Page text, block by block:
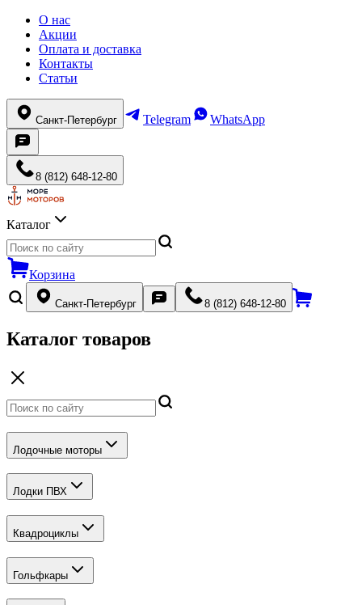
О нас
Акции
Оплата и доставка
Контакты
Статьи
Санкт-Петербург Telegram WhatsApp
8 (812) 648-12-80
Каталог
Корзина
Санкт-Петербург 8 (812) 648-12-80
Каталог товаров
Лодочные моторы
Лодки ПВХ
Квадроциклы
Гольфкары